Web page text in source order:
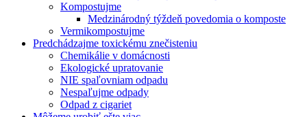
Kompostujme
Medzinárodný týždeň povedomia o komposte
Vermikompostujme
Predchádzajme toxickému znečisteniu
Chemikálie v domácnosti
Ekologické upratovanie
NIE spaľovniam odpadu
Nespaľujme odpady
Odpad z cigariet